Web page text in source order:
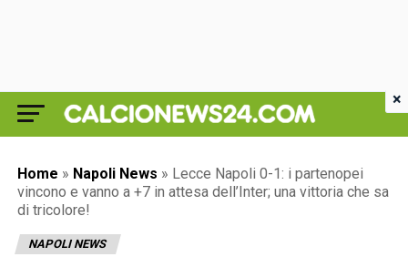
Home » Napoli News » Lecce Napoli 0-1: i partenopei
vincono e vanno a +7 in attesa dell’Inter; una vittoria che sa
di tricolore!
NAPOLI NEWS
×